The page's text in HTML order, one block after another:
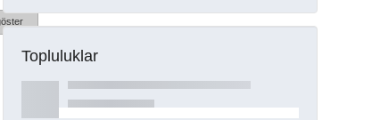
Topluluklar